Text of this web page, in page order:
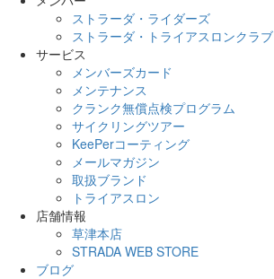
ストラーダ・ライダーズ
ストラーダ・トライアスロンクラブ
サービス
メンバーズカード
メンテナンス
クランク無償点検プログラム
サイクリングツアー
KeePerコーティング
メールマガジン
取扱ブランド
トライアスロン
店舗情報
草津本店
STRADA WEB STORE
ブログ